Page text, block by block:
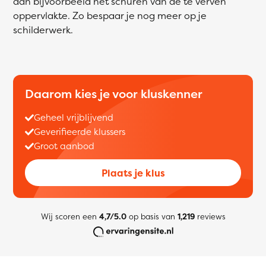
oppervlakte. Zo bespaar je nog meer op je
schilderwerk.
Daarom kies je voor kluskenner
Geheel vrijblijvend
Geverifieerde klussers
Groot aanbod
Plaats je klus
Wij scoren een 4,7/5.0op basis van 1,219reviews